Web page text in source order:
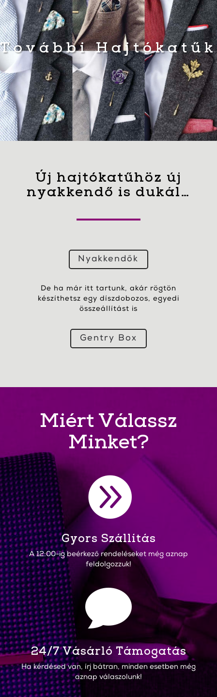
További Hajtókatűk
Új hajtókatűhöz új
nyakkendő is dukál…
Nyakkendők
De ha már itt tartunk, akár rögtön
készíthetsz egy díszdobozos, egyedi
összeállítást is
Gentry Box
Miért Válassz
Minket?

Gyors Szállítás
A 12:00-ig beérkező rendeléseket még aznap
feldolgozzuk!

24/7 Vásárló Támogatás
Ha kérdésed van, írj bátran, minden esetben még
aznap válaszolunk!